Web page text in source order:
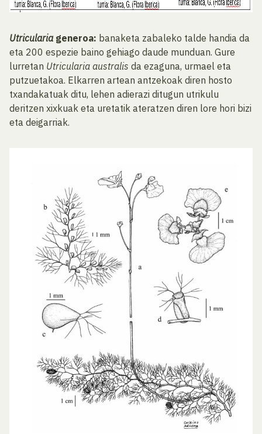
Utriculariageneroa: banaketa zabaleko talde handia da
eta 200 espezie baino gehiago daude munduan. Gure
lurretan Utricularia australis da ezaguna, urmael eta
putzuetakoa. Elkarren artean antzekoak diren hosto
txandakatuak ditu, lehen adierazi ditugun utrikulu
deritzen xixkuak eta uretatik ateratzen diren lore hori bizi
eta deigarriak.